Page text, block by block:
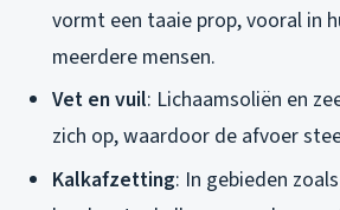
vormt een taaie prop, vooral in
meerdere mensen.
Vet en vuil: Lichaamsoliën en
zich op, waardoor de afvoer
Kalkafzetting: In gebieden